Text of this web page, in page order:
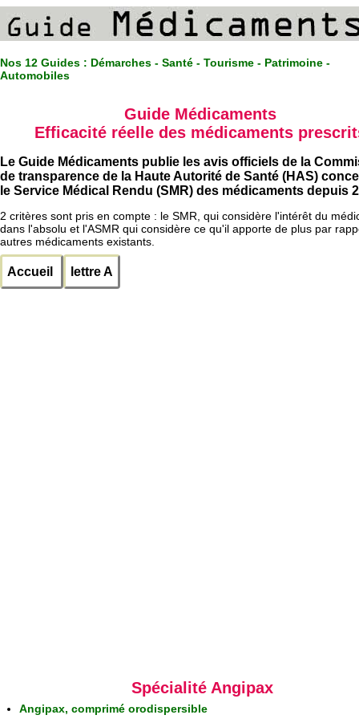
Nos 12 Guides : Démarches - Santé - Tourisme - Patrimoine -
Automobiles
Guide Médicaments
Efficacité réelle des médicaments
Le Guide Médicaments publie les avis officiels de la
de transparence de la Haute Autorité de Santé (HAS)
le Service Médical Rendu (SMR) des médicaments depuis
2 critères sont pris en compte : le SMR, qui considère l'intérêt du
dans l'absolu et l'ASMR qui considère ce qu'il apporte de plus par
autres médicaments existants.
Accueil lettre A
Spécialité Angipax
Angipax, comprimé orodispersible